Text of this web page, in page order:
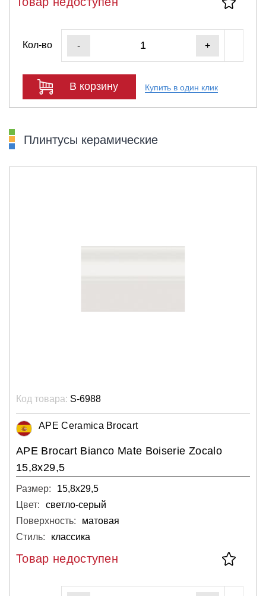
Кол-во - +
В корзину Купить в один клик
Плинтусы керамические
Код товара: S-6988
APE Ceramica Brocart
APE Brocart Bianco Mate Boiserie Zocalo
15,8x29,5
Размер:
15,8х29,5
Цвет:
светло-серый
Поверхность:
матовая
Стиль:
классика
Товар недоступен